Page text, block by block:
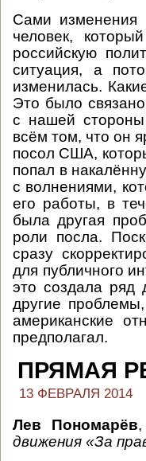
Сами
человек,
российскую
ситуация, а
изменилась.
Это было
с нашей
всём том, что он
посол США,
попал в
с волнениями,
его работы, в
была другая
роли посла.
сразу
для публичного
это создала ряд
другие
американские
предполагал.
ПРЯМАЯ
13 ФЕВРАЛЯ 2014
Лев Пономарёв
движения «За